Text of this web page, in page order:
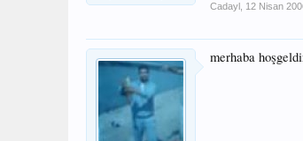
Cadayl 12 Nisan
merhaba